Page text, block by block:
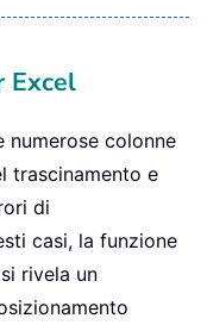
Excel
colonne
trascinamento e
di
casi, la funzione
rivela un